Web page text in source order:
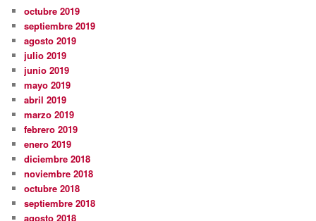
octubre 2019
septiembre 2019
agosto 2019
julio 2019
junio 2019
mayo 2019
abril 2019
marzo 2019
febrero 2019
enero 2019
diciembre 2018
noviembre 2018
octubre 2018
septiembre 2018
agosto 2018